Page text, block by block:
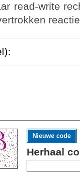
read-write
Nieuwe code
Herhaal